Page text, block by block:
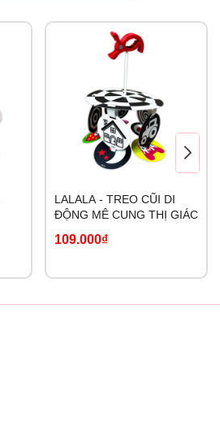
LALALA - TREO CŨI DI
ĐỘNG MÊ CUNG THỊ GIÁC
109.000₫